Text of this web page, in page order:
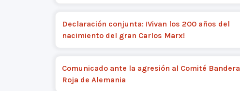
Declaración conjunta: ¡Vivan los 200 años del
nacimiento del gran Carlos Marx!
Comunicado ante la agresión al Comité Bandera
Roja de Alemania